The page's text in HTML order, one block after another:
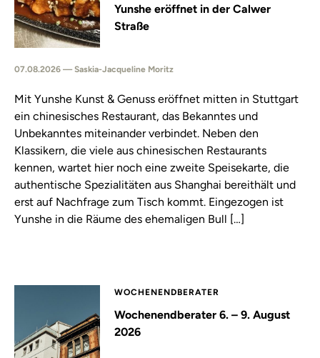
Yunshe eröffnet in der Calwer
Straße
07.08.2026 — Saskia-Jacqueline Moritz
Mit Yunshe Kunst & Genuss eröffnet mitten in Stuttgart
ein chinesisches Restaurant, das Bekanntes und
Unbekanntes miteinander verbindet. Neben den
Klassikern, die viele aus chinesischen Restaurants
kennen, wartet hier noch eine zweite Speisekarte, die
authentische Spezialitäten aus Shanghai bereithält und
erst auf Nachfrage zum Tisch kommt. Eingezogen ist
Yunshe in die Räume des ehemaligen Bull […]
WOCHENENDBERATER
Wochenendberater 6. – 9. August
2026